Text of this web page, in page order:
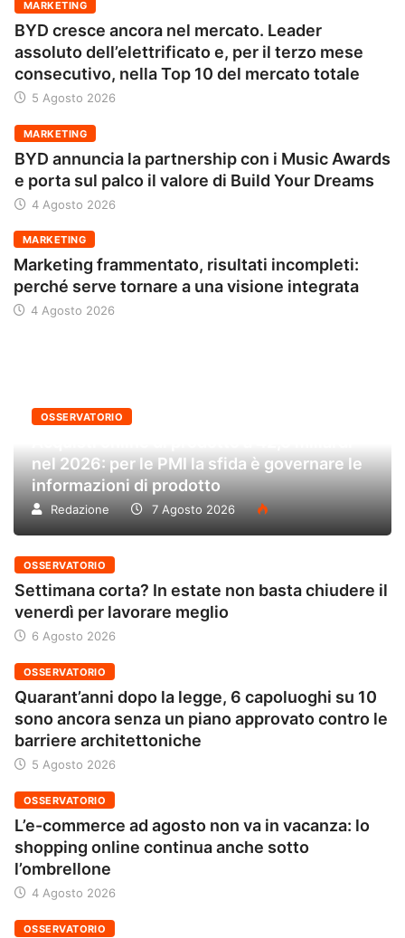
MARKETING
BYD cresce ancora nel mercato. Leader
assoluto dell’elettrificato e, per il terzo mese
consecutivo, nella Top 10 del mercato totale
5 Agosto 2026
MARKETING
BYD annuncia la partnership con i Music Awards
e porta sul palco il valore di Build Your Dreams
4 Agosto 2026
MARKETING
Marketing frammentato, risultati incompleti:
perché serve tornare a una visione integrata
4 Agosto 2026
OSSERVATORIO
nel 2026: per le PMI la sfida è governare le
informazioni di prodotto
Redazione 7 Agosto 2026
OSSERVATORIO
Settimana corta? In estate non basta chiudere il
venerdì per lavorare meglio
6 Agosto 2026
OSSERVATORIO
Quarant’anni dopo la legge, 6 capoluoghi su 10
sono ancora senza un piano approvato contro le
barriere architettoniche
5 Agosto 2026
OSSERVATORIO
L’e-commerce ad agosto non va in vacanza: lo
shopping online continua anche sotto
l’ombrellone
4 Agosto 2026
OSSERVATORIO